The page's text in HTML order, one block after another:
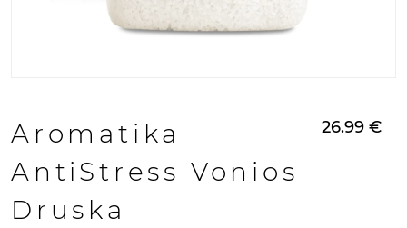
Aromatika
AntiStress Vonios
Druska
26.99 €